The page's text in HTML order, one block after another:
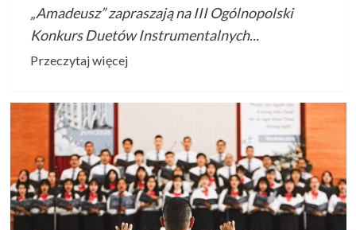
„Amadeusz” zapraszają na III Ogólnopolski
Konkurs Duetów Instrumentalnych...
Przeczytaj więcejPrzeczytaj
o
Konkurs
Duetów
Instrumentalnych
–
Młody